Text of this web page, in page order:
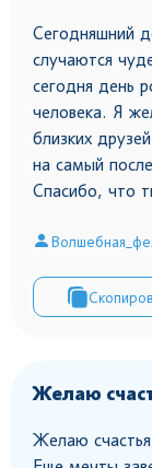
Сегодняшний
случаются
сегодня день
человека. Я
близких
на самый
Спасибо, что
Желаю
Желаю